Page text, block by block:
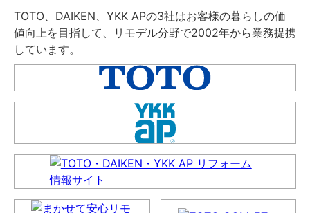
TOTO、DAIKEN、YKK APの3社はお客様の暮らしの価
値向上を目指して、リモデル分野で2002年から業務提携
しています。